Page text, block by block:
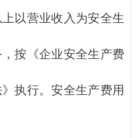
以营业收入为安全生
按《企业安全生产费
执行。安全生产费用